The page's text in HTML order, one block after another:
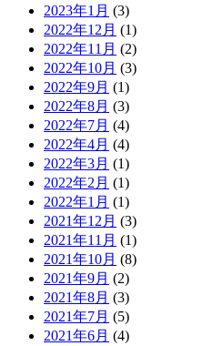
2023年1月 (3)
2022年12月 (1)
2022年11月 (2)
2022年10月 (3)
2022年9月 (1)
2022年8月 (3)
2022年7月 (4)
2022年4月 (4)
2022年3月 (1)
2022年2月 (1)
2022年1月 (1)
2021年12月 (3)
2021年11月 (1)
2021年10月 (8)
2021年9月 (2)
2021年8月 (3)
2021年7月 (5)
2021年6月 (4)